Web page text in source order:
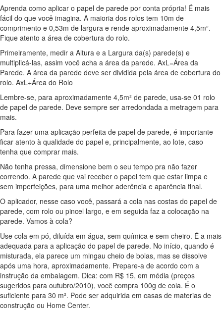
Aprenda como aplicar o papel de parede por conta própria! É mais
fácil do que você imagina. A maioria dos rolos tem 10m de
comprimento e 0,53m de largura e rende aproximadamente 4,5m².
Fique atento a área de cobertura do rolo.
Primeiramente, medir a Altura e a Largura da(s) parede(s) e
multiplicá-las, assim você acha a área da parede. AxL=Área da
Parede. A área da parede deve ser dividida pela área de cobertura do
rolo. AxL÷Área do Rolo
Lembre-se, para aproximadamente 4,5m² de parede, usa-se 01 rolo
de papel de parede. Deve sempre ser arredondada a metragem para
mais.
Para fazer uma aplicação perfeita de papel de parede, é importante
ficar atento à qualidade do papel e, principalmente, ao lote, caso
tenha que comprar mais.
Não tenha pressa, dimensione bem o seu tempo pra não fazer
correndo. A parede que vai receber o papel tem que estar limpa e
sem imperfeições, para uma melhor aderência e aparência final.
O aplicador, nesse caso você, passará a cola nas costas do papel de
parede, com rolo ou pincel largo, e em seguida faz a colocação na
parede. Vamos à cola?
Use cola em pó, diluída em água, sem química e sem cheiro. É a mais
adequada para a aplicação do papel de parede. No início, quando é
misturada, ela parece um mingau cheio de bolas, mas se dissolve
após uma hora, aproximadamente. Prepare-a de acordo com a
instrução da embalagem. Dica: com R$ 15, em média (preços
sugeridos para outubro/2010), você compra 100g de cola. É o
suficiente para 30 m². Pode ser adquirida em casas de materias de
construção ou Home Center.